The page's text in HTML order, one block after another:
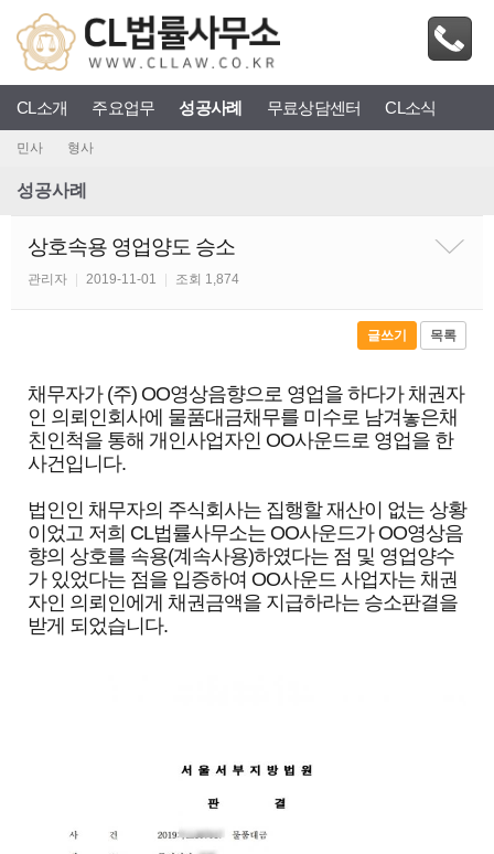
CL소개 주요업무 성공사례 무료상담센터 CL소식
민사 형사
성공사례
상호속용 영업양도 승소
관리자 | 2019-11-01 | 조회 1,874
글쓰기 목록
채무자가 (주) OO영상음향으로 영업을 하다가 채권자
인 의뢰인회사에 물품대금채무를 미수로 남겨놓은채
친인척을 통해 개인사업자인 OO사운드로 영업을 한
사건입니다.
법인인 채무자의 주식회사는 집행할 재산이 없는 상황
이었고 저희 CL법률사무소는 OO사운드가 OO영상음
향의 상호를 속용(계속사용)하였다는 점 및 영업양수
가 있었다는 점을 입증하여 OO사운드 사업자는 채권
자인 의뢰인에게 채권금액을 지급하라는 승소판결을
받게 되었습니다.